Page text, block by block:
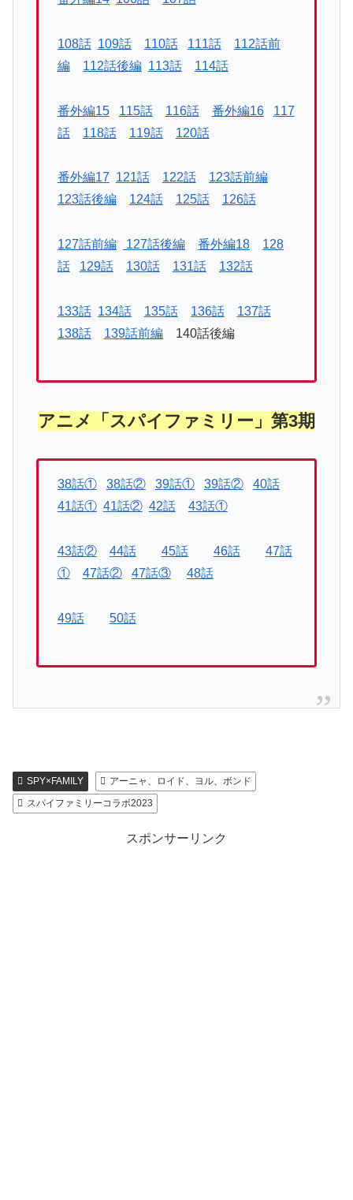
108話 109話 110話 111話
112話前
編
112話後編 113話 114話
番外編15 115話 116話 番外編16
117
話
118話 119話 120話
番外編17 121話 122話
123話前編
123話後編
124話 125話 126話
127話前編 127話後編 番外編18
128
話
129話 130話 131話 132話
133話 134話 135話 136話
137話
138話
139話前編140話後編
アニメ「スパイファミリー」第3期
38話① 38話② 39話① 39話②
40話
41話① 41話② 42話 43話①
43話② 44話 45話 46話
47話
①
47話② 47話③ 48話
49話 50話
SPY×FAMILY
アーニャ、ロイド、ヨル、ボンド
スパイファミリーコラボ2023
スポンサーリンク